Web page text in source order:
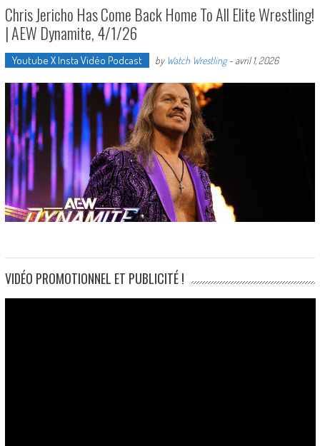
Chris Jericho Has Come Back Home To All Elite Wrestling!
| AEW Dynamite, 4/1/26
Youtube X Insta Vidéo Podcast by Watch Wrestling- avril 1, 2026
VIDÉO PROMOTIONNEL ET PUBLICITÉ !